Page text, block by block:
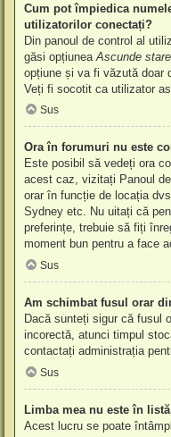
Cum pot împiedica
utilizatorilor conectați?
Din panoul de control al
găsi opțiunea Ascunde
opțiune și va fi văzută doar
Veți fi socotit ca utilizator
Sus
Ora în forumuri nu este
Este posibil să vedeți ora
acest caz, vizitați Panoul
orar în funcție de locația
Sydney etc. Nu uitați că
preferințe, trebuie să fiți
moment bun pentru a face
Sus
Am schimbat fusul orar
Dacă sunteți sigur că fusul
incorectă, atunci timpul
contactați administrația
Sus
Limba mea nu este în
Acest lucru se poate